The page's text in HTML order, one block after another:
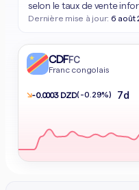
selon le taux de vente
Dernière mise à jour: 6 août
CDFFC
Franc congolais
↘- 0.0003 DZD(-0.29%) 7d